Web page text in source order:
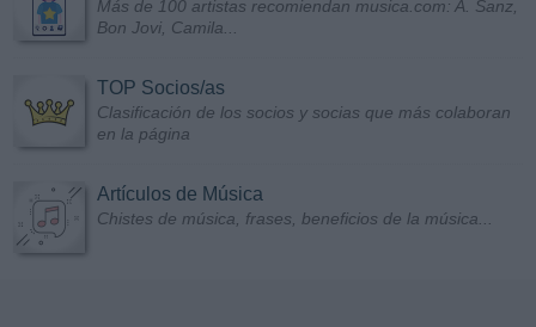
Más de 100 artistas recomiendan musica.com: A. Sanz,
Bon Jovi, Camila...
TOP Socios/as
Clasificación de los socios y socias que más colaboran
en la página
Artículos de Música
Chistes de música, frases, beneficios de la música...